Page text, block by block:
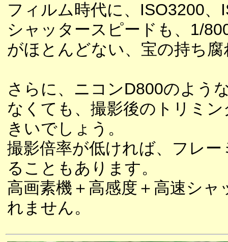
フィルム時代に、ISO3200
シャッタースピードも、1/
がほとんどない、宝の持ち
さらに、ニコンD800のよう
なくても、撮影後のトリミ
きいでしょう。
撮影倍率が低ければ、フレ
ることもあります。
高画素機＋高感度＋高速シ
れません。